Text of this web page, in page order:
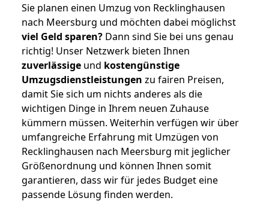
Sie planen einen Umzug von Recklinghausen
nach Meersburg und möchten dabei möglichst
viel Geld sparen? Dann sind Sie bei uns genau
richtig! Unser Netzwerk bieten Ihnen
zuverlässige und kostengünstige
Umzugsdienstleistungen zu fairen Preisen,
damit Sie sich um nichts anderes als die
wichtigen Dinge in Ihrem neuen Zuhause
kümmern müssen. Weiterhin verfügen wir über
umfangreiche Erfahrung mit Umzügen von
Recklinghausen nach Meersburg mit jeglicher
Größenordnung und können Ihnen somit
garantieren, dass wir für jedes Budget eine
passende Lösung finden werden.